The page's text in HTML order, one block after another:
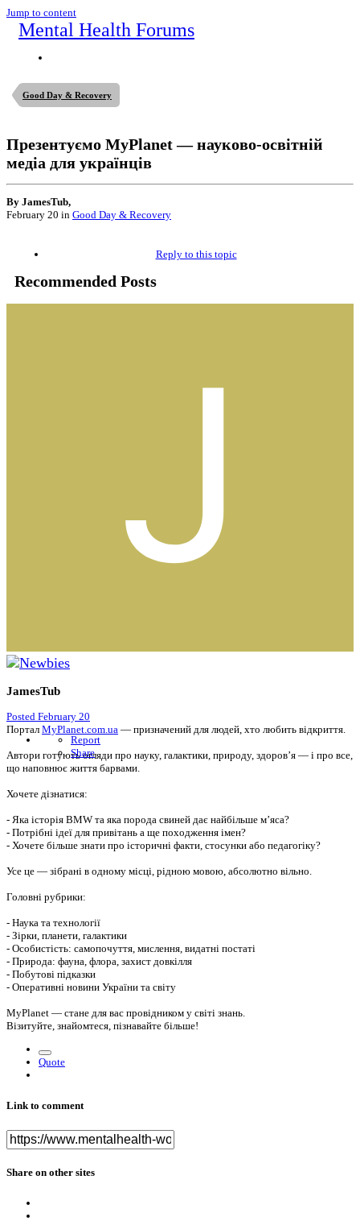
Jump to content
Mental Health Forums
Good Day & Recovery
Презентуємо MyPlanet — науково-освітній
медіа для українців
By JamesTub,
February 20 in Good Day & Recovery
Reply to this topic
Recommended Posts
JamesTub
Posted February 20
Report
Share
Портал MyPlanet.com.ua — призначений для людей, хто любить відкриття.
Автори готують огляди про науку, галактики, природу, здоров’я — і про все,
що наповнює життя барвами.
Хочете дізнатися:
- Яка історія BMW та яка порода свиней дає найбільше м’яса?
- Потрібні ідеї для привітань а ще походження імен?
- Хочете більше знати про історичні факти, стосунки або педагогіку?
Усе це — зібрані в одному місці, рідною мовою, абсолютно вільно.
Головні рубрики:
- Наука та технології
- Зірки, планети, галактики
- Особистість: самопочуття, мислення, видатні постаті
- Природа: фауна, флора, захист довкілля
- Побутові підказки
- Оперативні новини України та світу
MyPlanet — стане для вас провідником у світі знань.
Візитуйте, знайомтеся, пізнавайте більше!
Quote
Link to comment
Share on other sites